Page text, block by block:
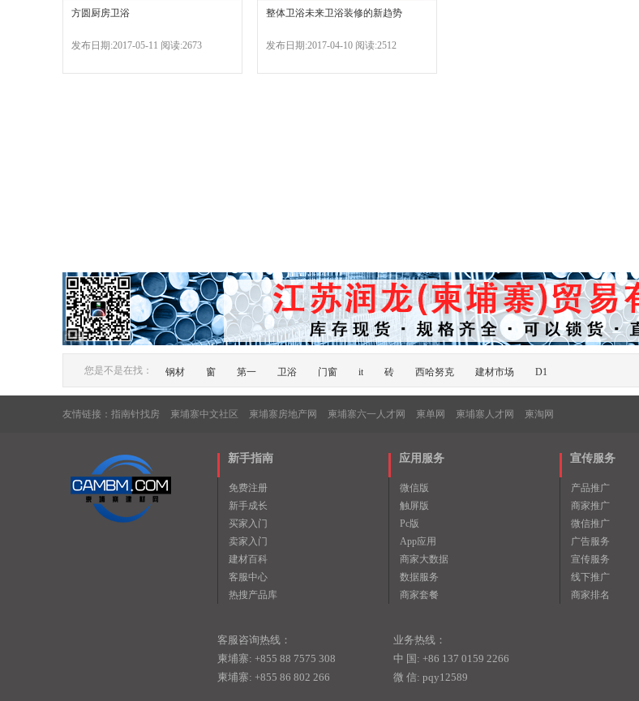
方圆厨房卫浴
发布日期:2017-05-11 阅读:2673
整体卫浴未来卫浴装修的新趋势
发布日期:2017-04-10 阅读:2512
广告
您是不是在找： 钢材 窗 第一 卫浴 门窗 it 砖 西哈努克 建材市场 D1
友情链接： 指南针找房 柬埔寨中文社区 柬埔寨房地产网 柬埔寨六一人才网 柬单网 柬埔寨人才网 柬淘网
新手指南
免费注册
新手成长
买家入门
卖家入门
建材百科
客服中心
热搜产品库
应用服务
微信版
触屏版
Pc版
App应用
商家大数据
数据服务
商家套餐
宣传服务
产品推广
商家推广
微信推广
广告服务
宣传服务
线下推广
商家排名
客服咨询热线：
柬埔寨: +855 88 7575 308
柬埔寨: +855 86 802 266
业务热线：
中 国: +86 137 0159 2266
微 信: pqy12589